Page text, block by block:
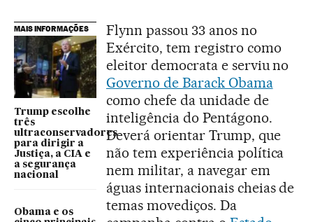
MAIS INFORMAÇÕES
Trump escolhe
três
ultraconservadores
para dirigir a
Justiça, a CIA e
a segurança
nacional
Obama e os
Flynn passou 33 anos no
Exército, tem registro como
eleitor democrata e serviu no
Governo de Barack Obama
como chefe da unidade de
inteligência do Pentágono.
Deverá orientar Trump, que
não tem experiência política
nem militar, a navegar em
águas internacionais cheias de
temas movediços. Da